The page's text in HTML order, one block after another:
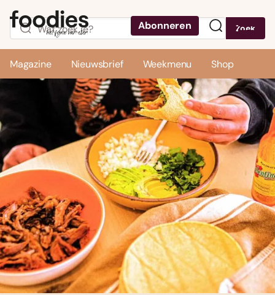
Abonneren Zoek
Magazine Nieuwsbrief Weekmenu Shop